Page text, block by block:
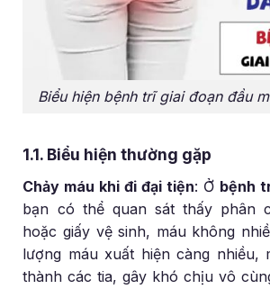
Biểu hiện bệnh trĩ giai đoạn đầu
1.1. Biểu hiện thường gặp
Chảy máu khi đi đại tiện: Ở bệnh
bạn có thể quan sát thấy phân
hoặc giấy vệ sinh, máu không
lượng máu xuất hiện càng nhiều,
thành các tia, gây khó chịu vô